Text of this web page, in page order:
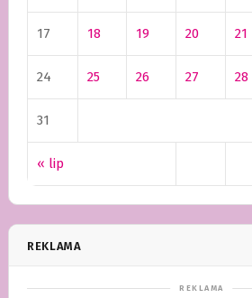
« lip
17 18 19 20 21
24 25 26 27 28
31
REKLAMA